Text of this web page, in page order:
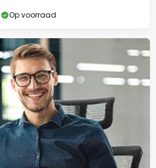
Op voorraad